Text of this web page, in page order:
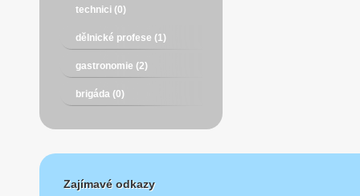
technici (0)
dělnické profese (1)
gastronomie (2)
brigáda (0)
Zajímavé odkazy